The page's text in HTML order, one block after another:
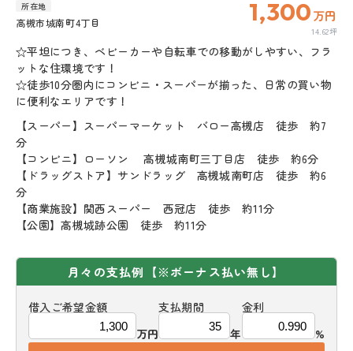
所在地
高槻市城南町4丁目 1,300万円
14.62坪
☆平坦につき、ベビーカーや自転車での移動がしやすい、フラ
ットな住環境です！
☆徒歩10分圏内にコンビニ・スーパーが揃った、日常の買い物
に便利なエリアです！
【スーパー】スーパーマーケット バロー高槻店 徒歩 約7
分
【コンビニ】ローソン 高槻城南町三丁目店 徒歩 約6分
【ドラッグストア】サンドラッグ 高槻城南町店 徒歩 約6
分
【商業施設】関西スーパー 西冠店 徒歩 約11分
【公園】高槻城跡公園 徒歩 約11分
月々の支払例 【※ボーナス払い無し】
借入ご希望金額
万円
支払期間
年
金利
%